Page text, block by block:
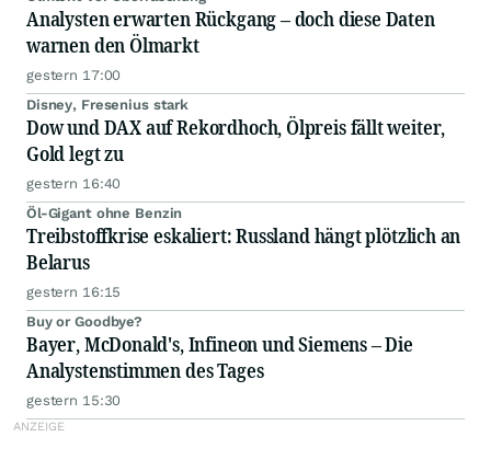
Analysten erwarten Rückgang – doch diese Daten
warnen den Ölmarkt
gestern 17:00
Disney, Fresenius stark
Dow und DAX auf Rekordhoch, Ölpreis fällt weiter,
Gold legt zu
gestern 16:40
Öl-Gigant ohne Benzin
Treibstoffkrise eskaliert: Russland hängt plötzlich an
Belarus
gestern 16:15
Buy or Goodbye?
Bayer, McDonald's, Infineon und Siemens – Die
Analystenstimmen des Tages
gestern 15:30